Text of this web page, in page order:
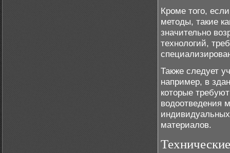
Кроме того,
методы, такие
значительно
технологий,
Также следует
например, в
которые
водоотведения
материалов.